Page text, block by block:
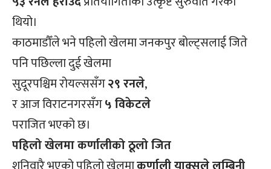
थियो।
काठमाडौँले भने पहिलो खेलमा जनकपुर बोल्ट्सलाई जिते
पनि पछिल्ला दुई खेलमा
सुदूरपश्चिम रोयल्ससँग२९ रनले,
र आज विराटनगरसँग५ विकेटले
पराजित भएको छ।
पहिलो खेलमा कर्णालीको ठूलो जित